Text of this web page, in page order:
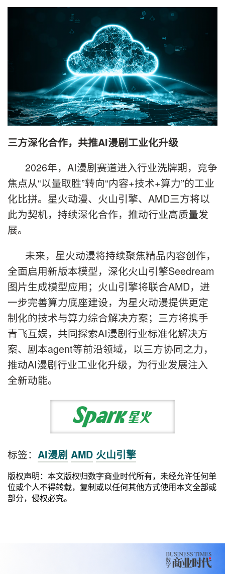
三方深化合作，共推AI漫剧工业化升级
2026年，AI漫剧赛道进入行业洗牌期，竞争
焦点从“以量取胜”转向“内容+技术+算力”的工业
化比拼。星火动漫、火山引擎、AMD三方将以
此为契机，持续深化合作，推动行业高质量发
展。
未来，星火动漫将持续聚焦精品内容创作，
全面启用新版本模型，深化火山引擎Seedream
图片生成模型应用；火山引擎将联合AMD，进
一步完善算力底座建设，为星火动漫提供更定
制化的技术与算力综合解决方案；三方将携手
青飞互娱，共同探索AI漫剧行业标准化解决方
案、剧本agent等前沿领域，以三方协同之力，
推动AI漫剧行业工业化升级，为行业发展注入
全新动能。
标签： AI漫剧 AMD 火山引擎
版权声明：本文版权归数字商业时代所有，未经允许任何单
位或个人不得转载，复制或以任何其他方式使用本文全部或
部分，侵权必究。